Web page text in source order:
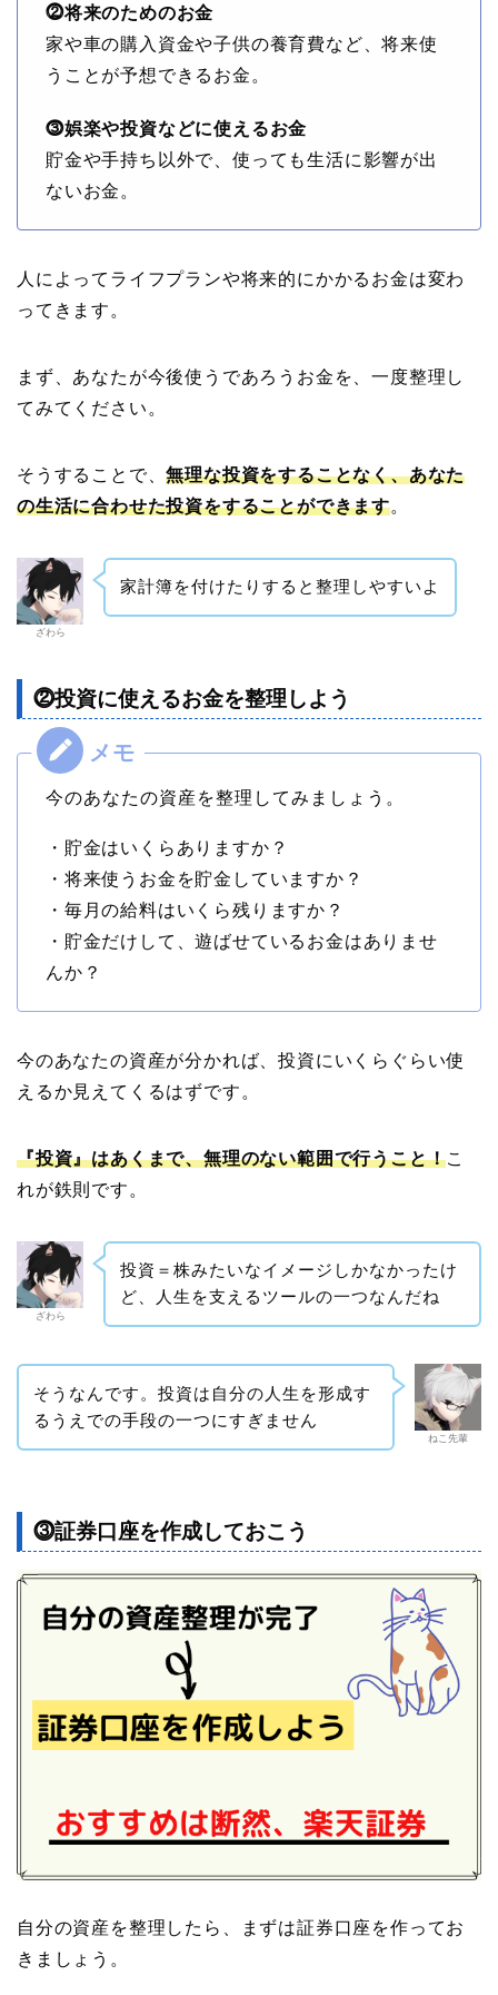
⓶将来のためのお金
家や車の購入資金や子供の養育費など、将来使
うことが予想できるお金。
⓷娯楽や投資などに使えるお金
貯金や手持ち以外で、使っても生活に影響が出
ないお金。
人によってライフプランや将来的にかかるお金は変わ
ってきます。
まず、あなたが今後使うであろうお金を、一度整理し
てみてください。
そうすることで、無理な投資をすることなく、あなた
の生活に合わせた投資をすることができます。
ざわら
家計簿を付けたりすると整理しやすいよ
⓶投資に使えるお金を整理しよう
今のあなたの資産を整理してみましょう。
・貯金はいくらありますか？
・将来使うお金を貯金していますか？
・毎月の給料はいくら残りますか？
・貯金だけして、遊ばせているお金はありませ
んか？
今のあなたの資産が分かれば、投資にいくらぐらい使
えるか見えてくるはずです。
『投資』はあくまで、無理のない範囲で行うこと！こ
れが鉄則です。
ざわら
投資＝株みたいなイメージしかなかったけ
ど、人生を支えるツールの一つなんだね
ねこ先輩
そうなんです。投資は自分の人生を形成す
るうえでの手段の一つにすぎません
⓷証券口座を作成しておこう
自分の資産を整理したら、まずは証券口座を作ってお
きましょう。